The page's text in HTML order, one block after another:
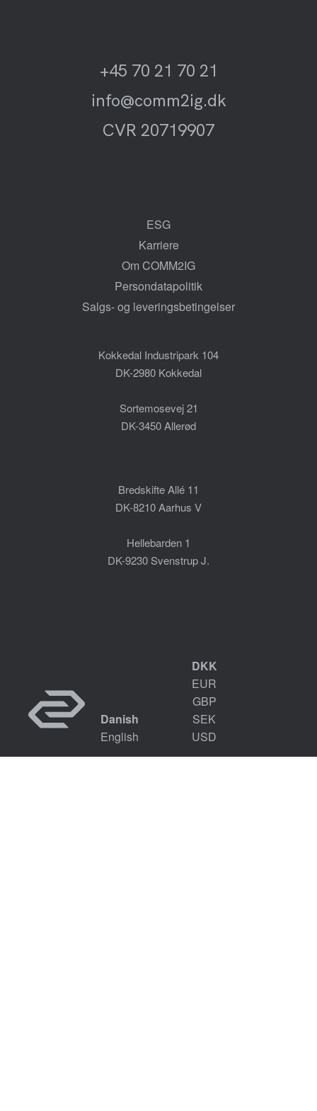
+45 70 21 70 21
info@comm2ig.dk
CVR 20719907
ESG
Karriere
Om COMM2IG
Persondatapolitik
Salgs- og leveringsbetingelser
Kokkedal Industripark 104
DK-2980 Kokkedal
Sortemosevej 21
DK-3450 Allerød
Bredskifte Allé 11
DK-8210 Aarhus V
Hellebarden 1
DK-9230 Svenstrup J.
Danish
English
DKK
EUR
GBP
SEK
USD